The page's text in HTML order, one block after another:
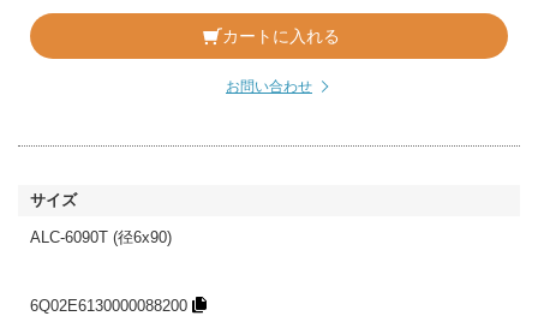
カートに入れる
お問い合わせ
ALC-6090T (径6x90)
6Q02E6130000088200